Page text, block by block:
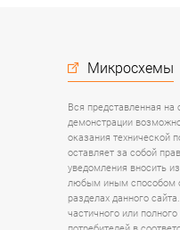
Микросхемы
Вся представленная на
демонстрации
оказания технической
оставляет за собой
уведомления вносить
любым иным способом
разделах данного
частичного или